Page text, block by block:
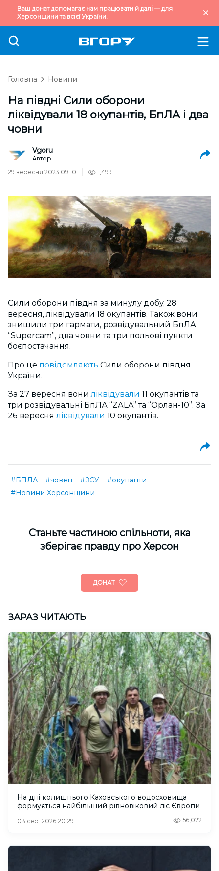
Ваш донат допомагає нам працювати й далі — для
Херсонщини та всієї України.
Головна Новини
На півдні Сили оборони
ліквідували 18 окупантів, БпЛА і два
човни
Vgoru
Автор
29 вересня 2023 09:10
1,499
Сили оборони півдня за минулу добу, 28
вересня, ліквідували 18 окупантів. Також вони
знищили три гармати, розвідувальний БпЛА
“Supercam”, два човни та три польові пункти
боєпостачання.
Про це повідомляють Сили оборони півдня
України.
За 27 вересня вониліквідували 11 окупантів та
три розвідувальні БпЛА “ZALA” та “Орлан-10”. За
26 вересняліквідували 10 окупантів.
#БПЛА #човен #ЗСУ
#окупанти
#Новини Херсонщини
Cтаньте частиною спільноти, яка
зберігає правду про Херсон
ДОНАТ
ЗАРАЗ ЧИТАЮТЬ
На дні колишнього Каховського водосховища
формується найбільший рівновіковий ліс Європи
08 сер. 2026 20:29 56,022